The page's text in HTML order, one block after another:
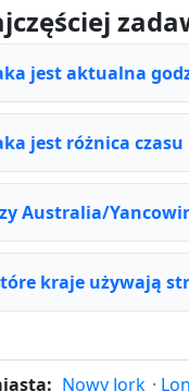
jest aktualna
jest różnica
Australia/
kraje używają
Nowy Jork ·